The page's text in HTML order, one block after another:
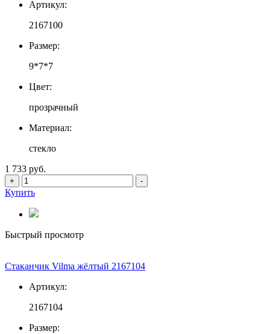
Артикул:
2167100
Размер:
9*7*7
Цвет:
прозрачный
Материал:
стекло
1 733 руб.
+ -
Купить
Быстрый просмотр
Стаканчик Vilma жёлтый 2167104
Артикул:
2167104
Размер: